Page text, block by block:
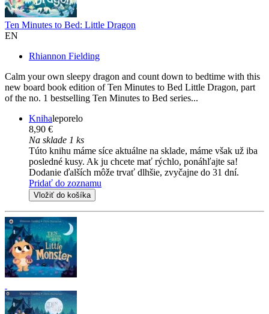
Ten Minutes to Bed: Little Dragon
EN
Rhiannon Fielding
Calm your own sleepy dragon and count down to bedtime with this
new board book edition of Ten Minutes to Bed Little Dragon, part
of the no. 1 bestselling Ten Minutes to Bed series...
Knihaleporelo
8,90 €
Na sklade 1 ks
Túto knihu máme síce aktuálne na sklade, máme však už iba
posledné kusy. Ak ju chcete mať rýchlo, ponáhľajte sa!
Dodanie ďalších môže trvať dlhšie, zvyčajne do 31 dní.
Pridať do zoznamu
Vložiť do košíka